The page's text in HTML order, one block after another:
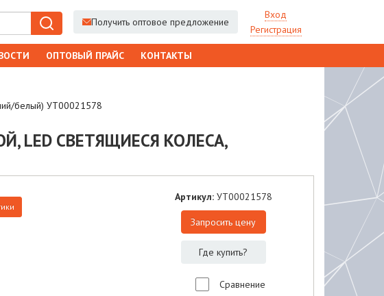
Получить оптовое предложение
Вход
Регистрация
ОПТОВЫЙ ПРАЙС КОНТАКТЫ
белый) УТ00021578
LED СВЕТЯЩИЕСЯ КОЛЕСА,
Артикул: УТ00021578
Запросить цену
Где купить?
Сравнение